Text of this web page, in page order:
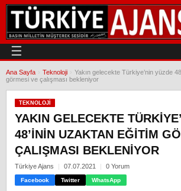
☰
Ana Sayfa Teknoloji
Yakın gelecekte Türkiye’nin yüzde
görmesi ve çalışması bekleniyor
TEKNOLOJI
YAKIN GELECEKTE
48’ININ UZAKTAN EĞITIM
ÇALIŞMASI BEKLENIYOR
Türkiye Ajans 07.07.2021 0 Yorum
Facebook Twitter WhatsApp